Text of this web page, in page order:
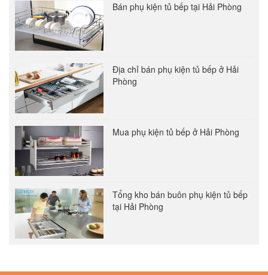
Bán phụ kiện tủ bếp tại Hải Phòng
Địa chỉ bán phụ kiện tủ bếp ở Hải
Phòng
Mua phụ kiện tủ bếp ở Hải Phòng
Tổng kho bán buôn phụ kiện tủ bếp
tại Hải Phòng